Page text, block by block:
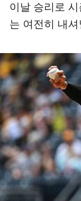
이날 승리로
는 여전히 내